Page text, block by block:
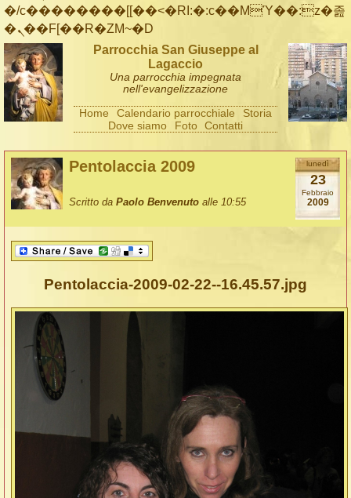
�/c��������[[��<�RI:�:c��MΎ��:z�졾
�ܢ��F[��R�ZM~�D
Parrocchia San Giuseppe al
Lagaccio
Una parrocchia impegnata
nell'evangelizzazione
Home Calendario parrocchiale
Storia
Dove siamo
Foto Contatti
lunedì
23
Febbraio
2009
Pentolaccia 2009
Scritto da Paolo Benvenuto alle 10:55
Pentolaccia-2009-02-22--16.45.57.jpg